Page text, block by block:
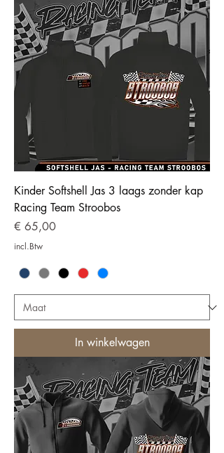
Kinder Softshell Jas 3 laags zonder kap
Racing Team Stroobos
Prijs
€ 65,00
incl.Btw
In winkelwagen